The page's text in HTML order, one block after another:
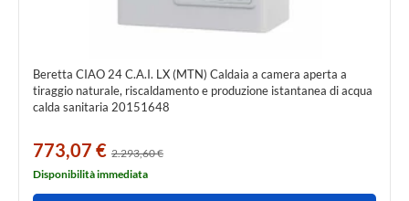
Beretta CIAO 24 C.A.I. LX (MTN) Caldaia a camera aperta a
tiraggio naturale, riscaldamento e produzione istantanea di acqua
calda sanitaria 20151648
773,07 € 2.293,60 €
Disponibilità immediata